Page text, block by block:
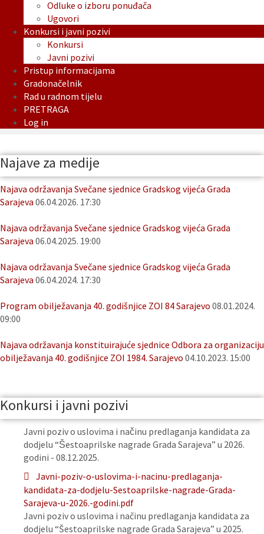
Odluke o izboru ponuđača
Ugovori
Konkursi i javni pozivi
Konkursi
Javni pozivi
Pristup informacijama
Gradonačelnik
Rad u radnom tijelu
PRETRAGA
Log in
Najave za medije
Najava održavanja Svečane sjednice Gradskog vijeća Grada
Sarajeva 06.04.2026. 17:30
Najava održavanja Svečane sjednice Gradskog vijeća Grada
Sarajeva 06.04.2025. 19:00
Najava održavanja Svečane sjednice Gradskog vijeća Grada
Sarajeva 06.04.2024. 17:30
Program obilježavanja 40. godišnjice ZOI 84 Sarajevo 08.01.2024.
09:00
Najava održavanja konstituirajuće sjednice Odbora za organizaciju
obilježavanja 40. godišnjice ZOI 1984. Sarajevo 04.10.2023. 15:00
Konkursi i javni pozivi
Javni poziv o uslovima i načinu predlaganja kandidata za
dodjelu “Šestoaprilske nagrade Grada Sarajeva” u 2026.
godini - 08.12.2025.
Javni-poziv-o-uslovima-i-nacinu-predlaganja-
kandidata-za-dodjelu-Sestoaprilske-nagrade-Grada-
Sarajeva-u-2026.-godini.pdf
Javni poziv o uslovima i načinu predlaganja kandidata za
dodjelu “Šestoaprilske nagrade Grada Sarajeva” u 2025.